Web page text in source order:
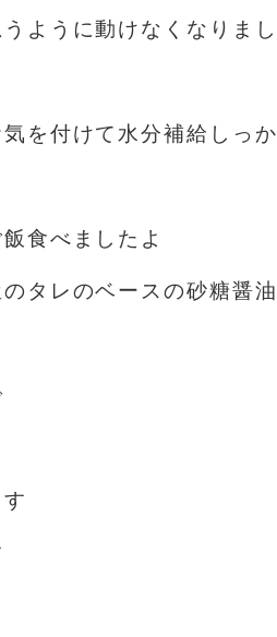
ように動けなくなりまし
を付けて水分補給しっか
食べましたよ
タレのベースの砂糖醤油